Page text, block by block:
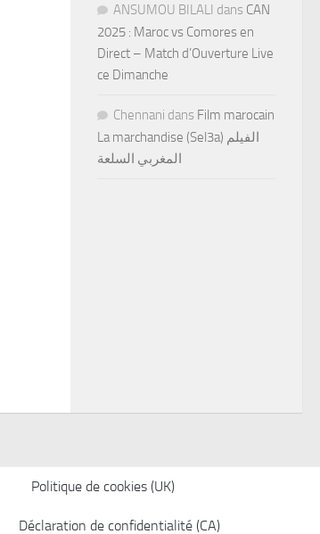
ANSUMOU BILALI dans CAN
2025 : Maroc vs Comores en
Direct – Match d’Ouverture Live
ce Dimanche
Chennani dans Film marocain
La marchandise (Sel3a) الفيلم
المغربي السلعة
Politique de cookies (UK)
Déclaration de confidentialité (CA)